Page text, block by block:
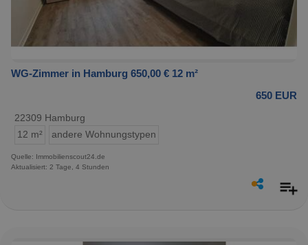
WG-Zimmer in Hamburg 650,00 € 12 m²
650 EUR
22309 Hamburg
12 m²
andere Wohnungstypen
Quelle: Immobilienscout24.de
Aktualisiert: 2 Tage, 4 Stunden